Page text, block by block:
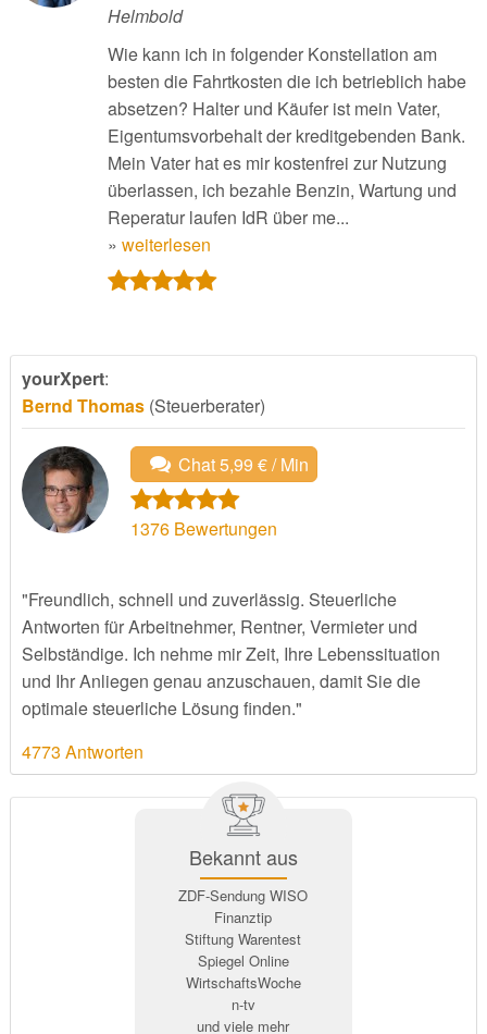
Helmbold
Wie kann ich in folgender Konstellation am
besten die Fahrtkosten die ich betrieblich habe
absetzen? Halter und Käufer ist mein Vater,
Eigentumsvorbehalt der kreditgebenden Bank.
Mein Vater hat es mir kostenfrei zur Nutzung
überlassen, ich bezahle Benzin, Wartung und
Reperatur laufen IdR über me...
» weiterlesen
yourXpert:
Bernd Thomas(Steuerberater)
Chat 5,99 € / Min
1376Bewertungen
"Freundlich, schnell und zuverlässig. Steuerliche
Antworten für Arbeitnehmer, Rentner, Vermieter und
Selbständige. Ich nehme mir Zeit, Ihre Lebenssituation
und Ihr Anliegen genau anzuschauen, damit Sie die
optimale steuerliche Lösung finden."
4773 Antworten
Bekannt aus
ZDF-Sendung WISO
Finanztip
Stiftung Warentest
Spiegel Online
WirtschaftsWoche
n-tv
und viele mehr